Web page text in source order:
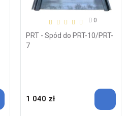
0
PRT - Spód do PRT-10/PRT-
7
1 040 zł